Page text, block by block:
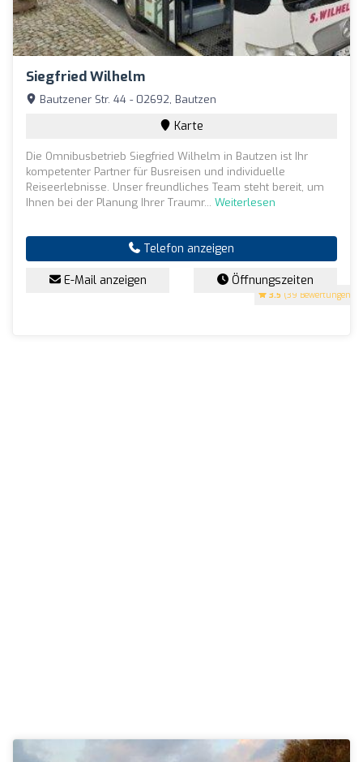
Siegfried Wilhelm
3.5 (39 Bewertungen)
Bautzener Str. 44 - 02692, Bautzen
Karte
Die Omnibusbetrieb Siegfried Wilhelm in Bautzen ist Ihr
kompetenter Partner für Busreisen und individuelle
Reiseerlebnisse. Unser freundliches Team steht bereit, um
Ihnen bei der Planung Ihrer Traumr... Weiterlesen
Telefon anzeigen
E-Mail anzeigen Öffnungszeiten